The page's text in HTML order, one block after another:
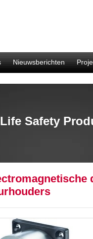
Nieuwsberichten
Life Safety